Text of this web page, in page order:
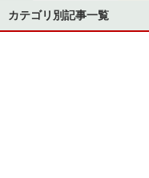
カテゴリ別記事一覧